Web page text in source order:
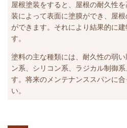
屋根塗装をすると、屋根の耐久性
装によって表面に塗膜ができ、屋
ができます。それにより結果的に
す。
塗料の主な種類には、耐久性の弱
ン系、シリコン系、ラジカル制御
す。 将来のメンテナンススパンに
い。